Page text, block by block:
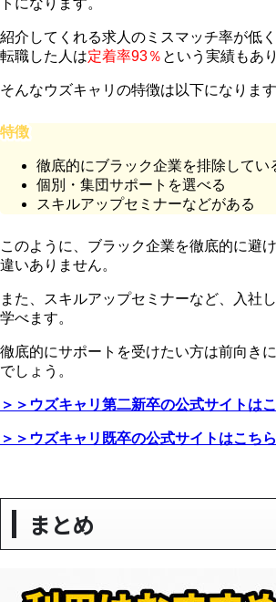
トになります。
紹介してくれる求人のミスマッチ率が低
転職した人は定着率93％ という実績もあ
そんなウズキャリの特徴は以下になります
特徴
徹底的にブラック企業を排除してい
個別・集団サポートを選べる
スキルアップセミナーなどがある
このように、ブラック企業を徹底的に避
違いありません。
また、スキルアップセミナーなど、入社
学べます。
徹底的にサポートを受けたい方は前向き
でしょう。
＞＞ウズキャリ第二新卒の公式サイトは
＞＞ウズキャリ既卒の公式サイトはこちら
まとめ